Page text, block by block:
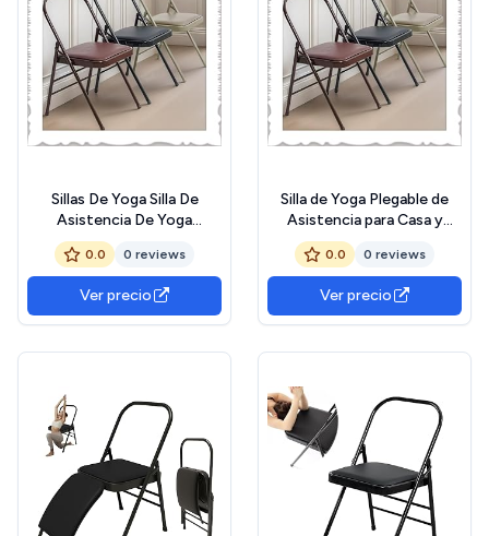
Sillas De Yoga Silla De
Asistencia De Yoga
Plegable，Silla De Yoga para
Casa Y Gimnasio，Silla De
Yoga Plegable Sin
Respaldo(Camel)
0.0 0 reviews
Ver precio
Silla de Yoga Plegable de
Asistencia para Casa y
Gimnasio, Sin Respaldo
(Black)
0.0 0 reviews
Ver precio